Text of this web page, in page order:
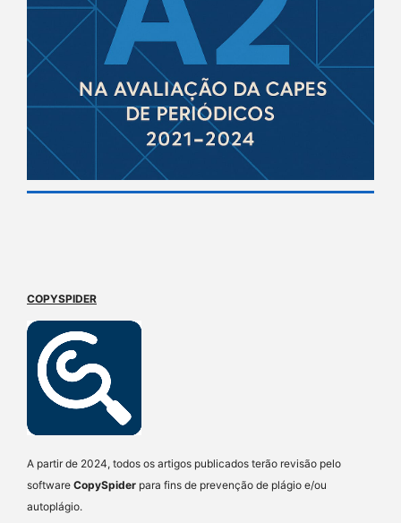
COPYSPIDER
A partir de 2024, todos os artigos publicados terão revisão pelo
software CopySpider para fins de prevenção de plágio e/ou
autoplágio.